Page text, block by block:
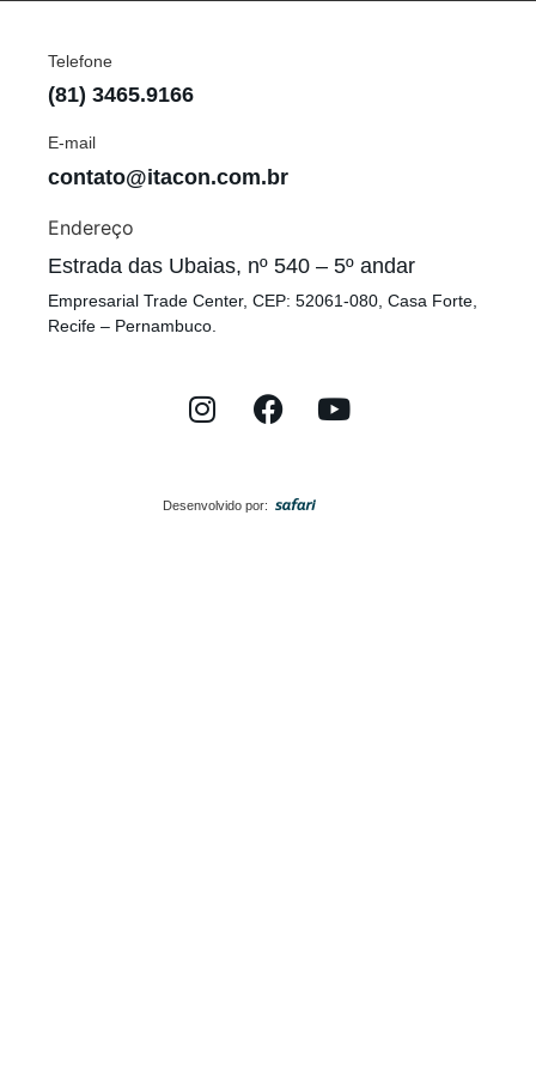
Telefone
(81) 3465.9166
E-mail
contato@itacon.com.br
Endereço
Estrada das Ubaias, nº 540 – 5º andar
Empresarial Trade Center, CEP: 52061-080, Casa Forte,
Recife – Pernambuco.
Desenvolvido por: